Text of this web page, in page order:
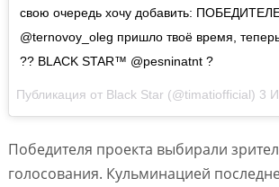
свою очередь хочу добавить:
@ternovoy_oleg пришло твоё время,
?? BLACK STAR™️ @pesninatnt ?
Публикация от Black Star (@timatiofficial) 3
Победителя проекта выбирали
голосования. Кульминацией